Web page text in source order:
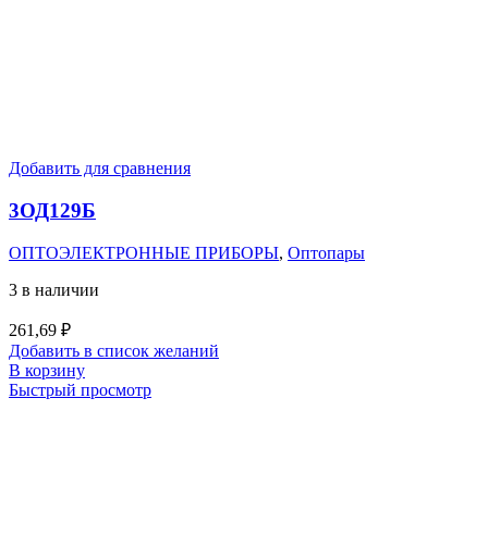
Добавить для сравнения
3ОД129Б
ОПТОЭЛЕКТРОННЫЕ ПРИБОРЫ, Оптопары
3 в наличии
261,69 ₽
Добавить в список желаний
В корзину
Быстрый просмотр